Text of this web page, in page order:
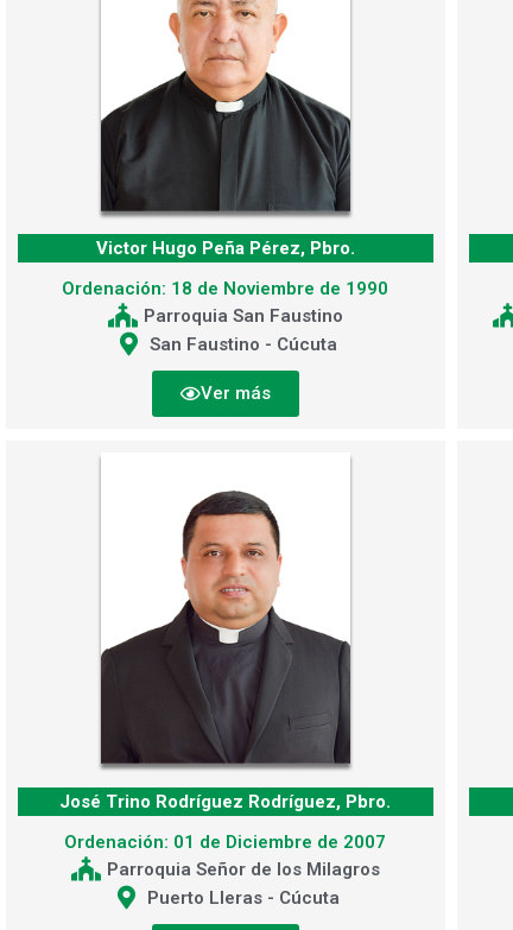
Victor Hugo Peña Pérez, Pbro.
Ordenación: 18 de Noviembre de 1990
Parroquia San Faustino
San Faustino - Cúcuta
Ver más
José Trino Rodríguez Rodríguez, Pbro.
Ordenación: 01 de Diciembre de 2007
Parroquia Señor de los Milagros
Puerto Lleras - Cúcuta